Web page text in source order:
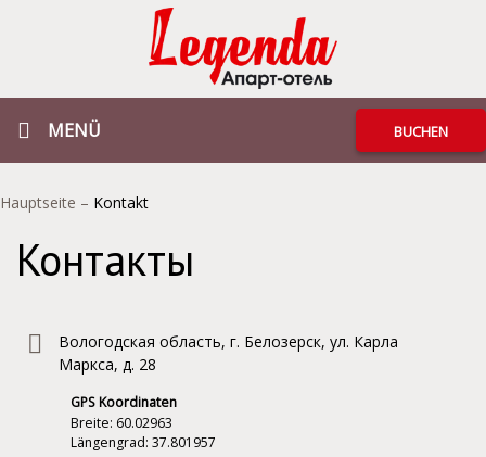
MENÜ BUCHEN
Hauptseite – Kontakt
Контакты
Вологодская область, г. Белозерск, ул. Карла
Маркса, д. 28
GPS Koordinaten
Breite: 60.02963
Längengrad: 37.801957